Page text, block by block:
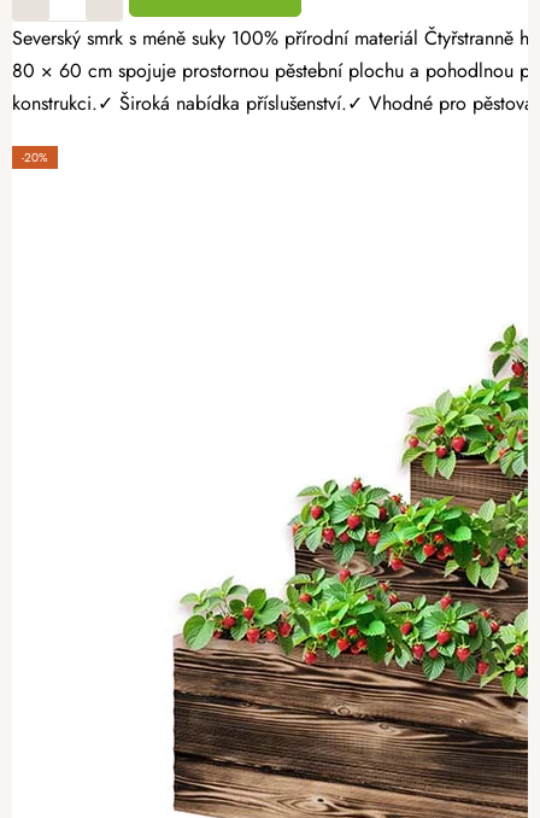
Severský smrk s méně suky 100% přírodní materiál Čtyřstranně hoblovaný masiv Dopřejte své zahradě praktický a odolný základ pro pěstování zeleniny, bylinek i jahod. Opálený dřevěný vyvýšený záhon 140 ×
80 × 60 cm spojuje prostornou pěstební plochu a pohodlnou
konstrukci.✓ Široká nabídka příslušenství.✓ Vhodné pro
-20%